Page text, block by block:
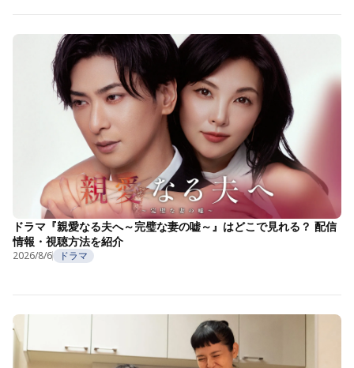
ドラマ『親愛なる夫へ～完璧な妻の嘘～』はどこで見れる？ 配信
情報・視聴方法を紹介
2026/8/6 ドラマ